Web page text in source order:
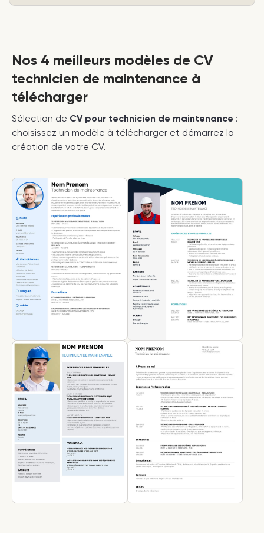
Nos 4 meilleurs modèles de CV
technicien de maintenance à
télécharger
Sélection de CV pour technicien de maintenance :
choisissez un modèle à télécharger et démarrez la
création de votre CV.